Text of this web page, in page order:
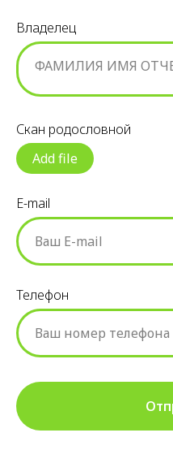
Владелец
Скан родословной
Add file
E-mail
Телефон